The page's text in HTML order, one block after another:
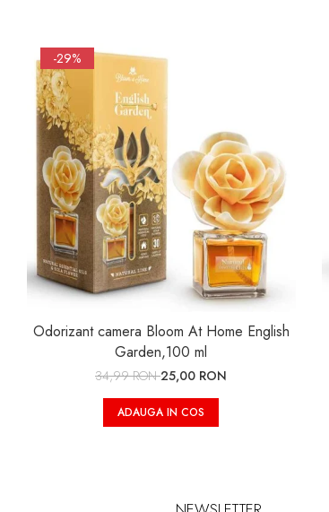
-29%
Odorizant camera Bloom At Home English
Garden,100 ml
34,99 RON25,00 RON
ADAUGA IN COS